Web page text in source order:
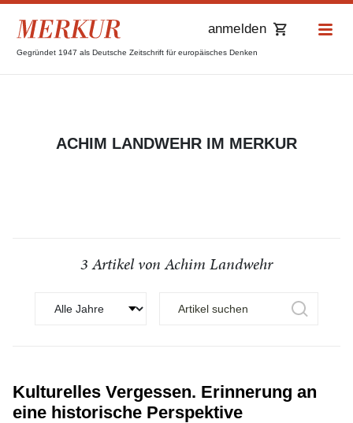
Gegründet 1947 als Deutsche Zeitschrift für europäisches Denken
anmelden
ACHIM LANDWEHR IM MERKUR
3 Artikel von Achim Landwehr
Kulturelles Vergessen. Erinnerung an
eine historische Perspektive